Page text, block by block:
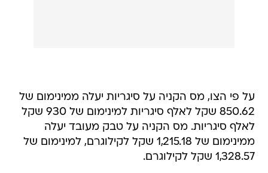
על פי הצו, מס הקניה על סיגריות יעלה ממינימום של
850.62 שקל לאלף סיגריות למינימום של 930 שקל
לאלף סיגריות. מס הקניה על טבק מעובד יעלה
ממינימום של 1,215.18 שקל לקילוגרם, למינימום של
1,328.57 שקל לקילוגרם.